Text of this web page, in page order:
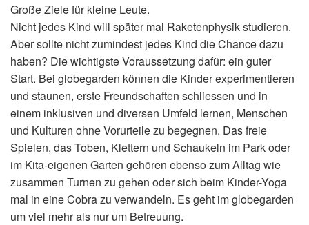
Große Ziele für kleine Leute.
Nicht jedes Kind will später mal Raketenphysik studieren.
Aber sollte nicht zumindest jedes Kind die Chance dazu
haben? Die wichtigste Voraussetzung dafür: ein guter
Start. Bei globegarden können die Kinder experimentieren
und staunen, erste Freundschaften schliessen und in
einem inklusiven und diversen Umfeld lernen, Menschen
und Kulturen ohne Vorurteile zu begegnen. Das freie
Spielen, das Toben, Klettern und Schaukeln im Park oder
im Kita-eigenen Garten gehören ebenso zum Alltag wie
zusammen Turnen zu gehen oder sich beim Kinder-Yoga
mal in eine Cobra zu verwandeln. Es geht im globegarden
um viel mehr als nur um Betreuung.